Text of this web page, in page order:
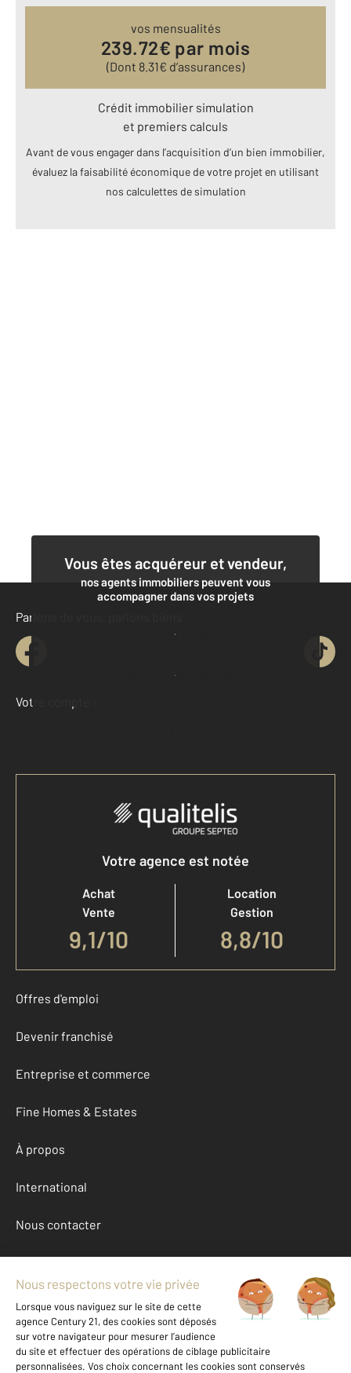
vos mensualités
239.72€ par mois
(Dont 8.31€ d’assurances)
Crédit immobilier simulation
et premiers calculs
Avant de vous engager dans l’acquisition d’un bien immobilier,
évaluez la faisabilité économique de votre projet en utilisant
nos calculettes de simulation
Vous êtes acquéreur et vendeur,
nos agents immobiliers peuvent vous
accompagner dans vos projets
Contacter l'agence
Demander une estimation
Parlons de vous, parlons biens
Votre compte :
Accéder à mon compte
Votre agence est notée
Achat
Vente
9,1/10
Location
Gestion
8,8/10
Offres d'emploi
Devenir franchisé
Entreprise et commerce
Fine Homes & Estates
À propos
International
Nous contacter
Mentions légales & CGU et Barèmes d'honoraires
Données personnelles
Gestionnaire des cookies